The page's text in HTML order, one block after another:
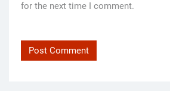
for the next time I comment.